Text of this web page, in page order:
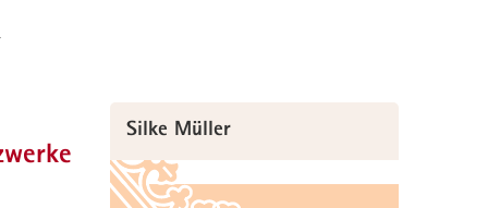
Silke Müller